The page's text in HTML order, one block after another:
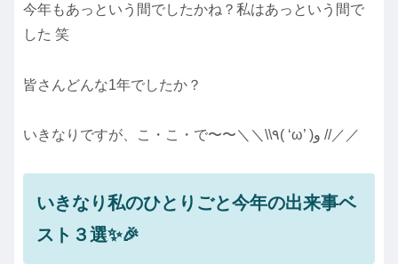
今年もあっという間でしたかね？私はあっという間で
した 笑
皆さんどんな1年でしたか？
いきなりですが、こ・こ・で〜〜＼＼\\٩( ‘ω’ )و //／／
いきなり私のひとりごと今年の出来事ベ
スト３選✨🎉